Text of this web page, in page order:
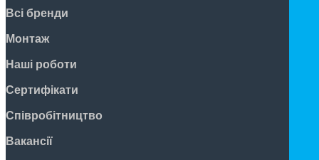
Всі бренди
Монтаж
Наші роботи
Сертифікати
Співробітництво
Вакансії